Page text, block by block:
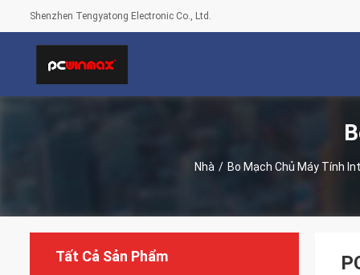
Shenzhen Tengyatong Electronic Co., Ltd.
Nhà / Bo Mạch Chủ Máy Tính
Tất Cả Sản Phẩm